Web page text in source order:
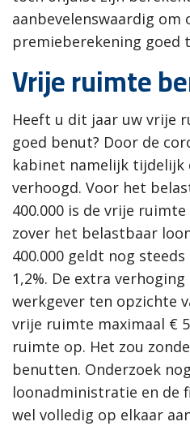
aanbevelenswaardig om
premieberekening goed
Vrije ruimte
Heeft u dit jaar uw vrije
goed benut? Door de
kabinet namelijk
verhoogd. Voor het
400.000 is de vrije
zover het belastbaar
400.000 geldt nog
1,2%. De extra
werkgever ten opzichte
vrije ruimte maximaal €
ruimte op. Het zou
benutten. Onderzoek
loonadministratie en de
wel volledig op elkaar